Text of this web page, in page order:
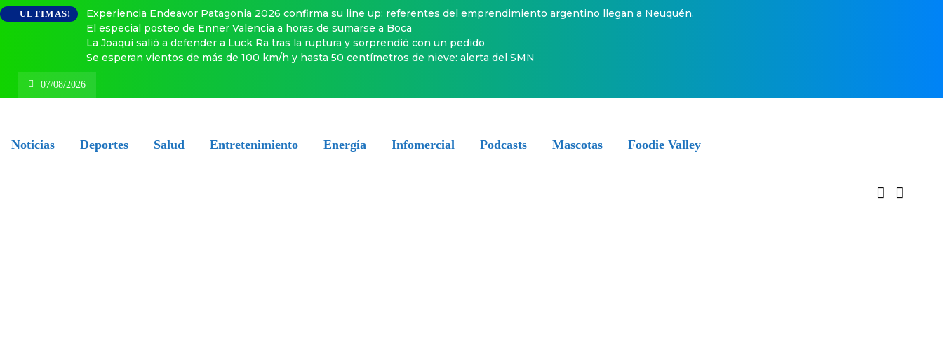
ULTIMAS!
Experiencia Endeavor Patagonia 2026 confirma su line up: referentes del emprendimiento argentino llegan a Neuquén.
El especial posteo de Enner Valencia a horas de sumarse a Boca
La Joaqui salió a defender a Luck Ra tras la ruptura y sorprendió con un pedido
Se esperan vientos de más de 100 km/h y hasta 50 centímetros de nieve: alerta del SMN
07/08/2026
Noticias Deportes Salud Entretenimiento Energía Infomercial Podcasts Mascotas Foodie Valley